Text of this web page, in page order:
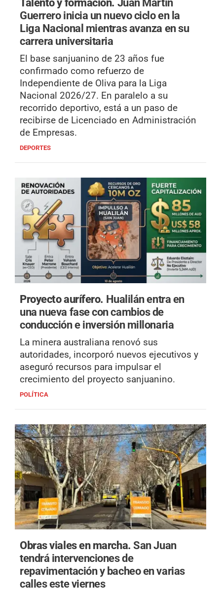
Talento y formación. Juan Martín
Guerrero inicia un nuevo ciclo en la
Liga Nacional mientras avanza en su
carrera universitaria
El base sanjuanino de 23 años fue
confirmado como refuerzo de
Independiente de Oliva para la Liga
Nacional 2026/27. En paralelo a su
recorrido deportivo, está a un paso de
recibirse de Licenciado en Administración
de Empresas.
DEPORTES
Proyecto aurífero. Hualilán entra en
una nueva fase con cambios de
conducción e inversión millonaria
La minera australiana renovó sus
autoridades, incorporó nuevos ejecutivos y
aseguró recursos para impulsar el
crecimiento del proyecto sanjuanino.
POLÍTICA
Obras viales en marcha.San Juan
tendrá intervenciones de
repavimentación y bacheo en varias
calles este viernes